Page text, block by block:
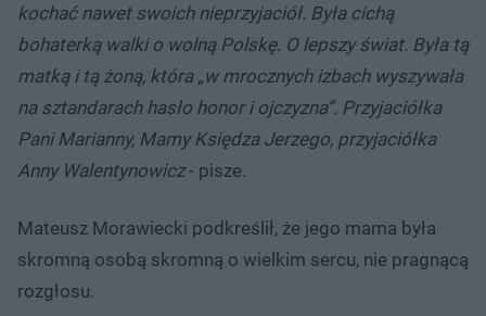
kochać nawet swoich nieprzyjaciół. Była cichą
bohaterką walki o wolną Polskę. O lepszy świat. Była tą
matką i tą żoną, która „w mrocznych izbach wyszywała
na sztandarach hasło honor i ojczyzna”. Przyjaciółka
Pani Marianny, Mamy Księdza Jerzego, przyjaciółka
Anny Walentynowicz- pisze.
Mateusz Morawiecki podkreślił, że jego mama była
skromną osobą skromną o wielkim sercu, nie pragnącą
rozgłosu.